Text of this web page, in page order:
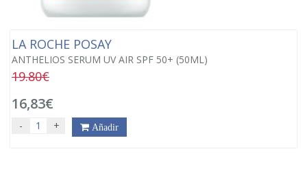
LA ROCHE POSAY
ANTHELIOS SERUM UV AIR SPF 50+ (50ML)
19.80€
16,83€
- + Añadir